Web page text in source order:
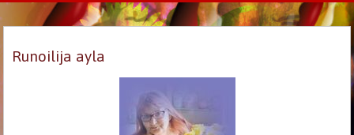
Runoilija ayla